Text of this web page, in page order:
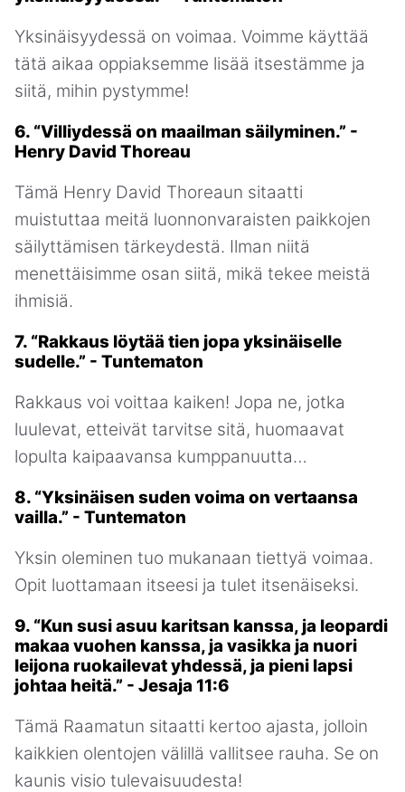
Yksinäisyydessä on voimaa. Voimme käyttää
tätä aikaa oppiaksemme lisää itsestämme ja
siitä, mihin pystymme!
6. “Villiydessä on maailman säilyminen.” -
Henry David Thoreau
Tämä Henry David Thoreaun sitaatti
muistuttaa meitä luonnonvaraisten paikkojen
säilyttämisen tärkeydestä. Ilman niitä
menettäisimme osan siitä, mikä tekee meistä
ihmisiä.
7. “Rakkaus löytää tien jopa yksinäiselle
sudelle.” - Tuntematon
Rakkaus voi voittaa kaiken! Jopa ne, jotka
luulevat, etteivät tarvitse sitä, huomaavat
lopulta kaipaavansa kumppanuutta…
8. “Yksinäisen suden voima on vertaansa
vailla.” - Tuntematon
Yksin oleminen tuo mukanaan tiettyä voimaa.
Opit luottamaan itseesi ja tulet itsenäiseksi.
9. “Kun susi asuu karitsan kanssa, ja leopardi
makaa vuohen kanssa, ja vasikka ja nuori
leijona ruokailevat yhdessä, ja pieni lapsi
johtaa heitä.” - Jesaja 11:6
Tämä Raamatun sitaatti kertoo ajasta, jolloin
kaikkien olentojen välillä vallitsee rauha. Se on
kaunis visio tulevaisuudesta!